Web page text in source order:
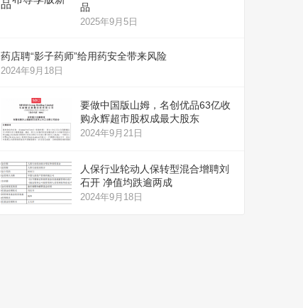
品
2025年9月5日
药店聘“影子药师”给用药安全带来风险
2024年9月18日
要做中国版山姆，名创优品63亿收
购永辉超市股权成最大股东
2024年9月21日
人保行业轮动人保转型混合增聘刘
石开 净值均跌逾两成
2024年9月18日